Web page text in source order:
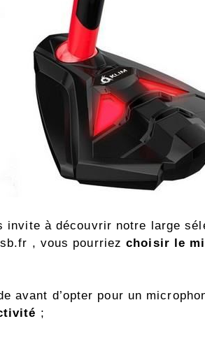
invite à découvrir notre large
, vous pourriezchoisir le
avant d’opter pour un
;